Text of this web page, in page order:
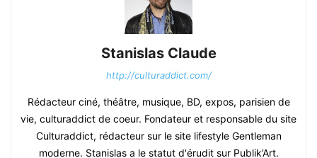
Stanislas Claude
http://culturaddict.com/
Rédacteur ciné, théâtre, musique, BD, expos, parisien de
vie, culturaddict de coeur. Fondateur et responsable du site
Culturaddict, rédacteur sur le site lifestyle Gentleman
moderne. Stanislas a le statut d'érudit sur Publik’Art.